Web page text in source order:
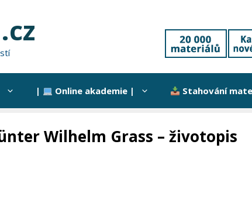
| Online akademie | Stahování
Wilhelm Grass – životopis